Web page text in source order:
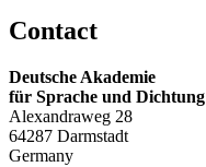
Contact
Deutsche Akademie
für Sprache und Dichtung
Alexandraweg 28
64287 Darmstadt
Germany